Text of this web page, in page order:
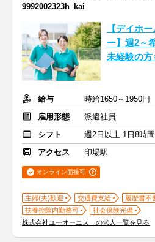
9992002323h_kai
【デイホ
ー】週2～
未経験の
給与
時給1650～1950
雇用形態
派遣社員
シフト
週2日以上 1日8時
アクセス
印場駅
オンライン面接可
主婦(夫)歓迎 交通費支給
履歴書不
扶養控除内勤務可
社会保険完備
株式会社ユーオーエス の求人一覧を見る